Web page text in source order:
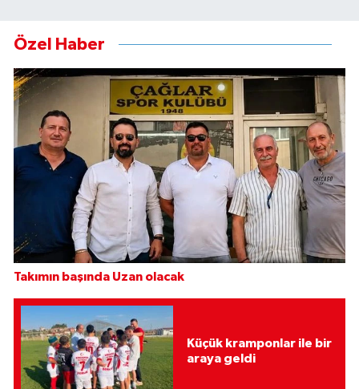
Özel Haber
Takımın başında Uzan olacak
Küçük kramponlar ile bir
araya geldi